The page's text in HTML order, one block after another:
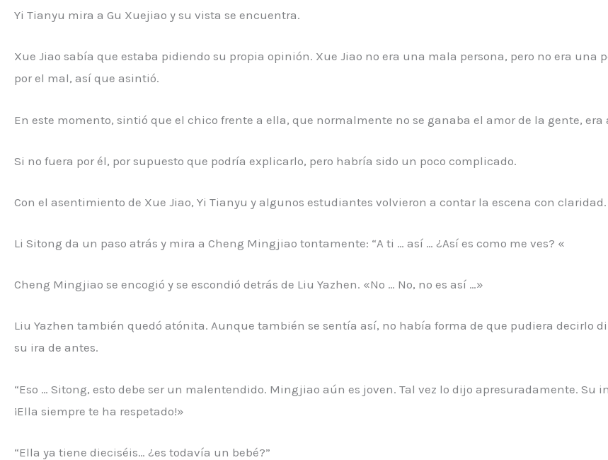
Yi Tianyu mira a Gu Xuejiao y su vista se encuentra.
Xue Jiao sabía que estaba pidiendo su propia opinión. Xue Jiao no era una mala persona, pero no era una
por el mal, así que asintió.
En este momento, sintió que el chico frente a ella, que normalmente no se ganaba el amor de la gente, era
Si no fuera por él, por supuesto que podría explicarlo, pero habría sido un poco complicado.
Con el asentimiento de Xue Jiao, Yi Tianyu y algunos estudiantes volvieron a contar la escena con claridad.
Li Sitong da un paso atrás y mira a Cheng Mingjiao tontamente: “A ti … así … ¿Así es como me ves? «
Cheng Mingjiao se encogió y se escondió detrás de Liu Yazhen. «No … No, no es así …»
Liu Yazhen también quedó atónita. Aunque también se sentía así, no había forma de que pudiera decirlo
su ira de antes.
“Eso … Sitong, esto debe ser un malentendido. Mingjiao aún es joven. Tal vez lo dijo apresuradamente. Su
¡Ella siempre te ha respetado!»
“Ella ya tiene dieciséis… ¿es todavía un bebé?”